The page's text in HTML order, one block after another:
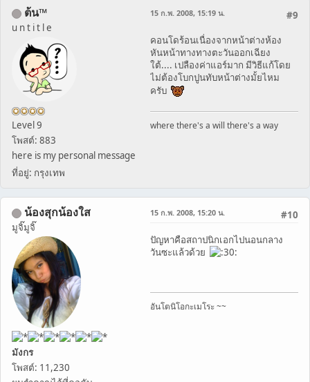
ต้น™
u n t i t l e
Level 9
โพสต์: 883
here is my personal message
ที่อยู่: กรุงเทพ
#9
15 ก.พ. 2008, 15:19 น.
คอนโดร้อนเนื่องจากหน้าต่างห้อง
หันหน้าทางทางตะวันออกเฉียง
ใต้.... เปลืองค่าแอร์มาก มีวิธีแก้โดย
ไม่ต้องโบกปูนทับหน้าต่างมั้ยไหม
ครับ
where there's a will there's a way
น้องสุกน้องใส
มูจิ๊มูจิ๊
มังกร
โพสต์: 11,230
#10
15 ก.พ. 2008, 15:20 น.
ปัญหาคือสถาปนิกเอกไปนอนกลาง
วันซะแล้วด้วย
อันโตนิโอกะเมโระ ~~